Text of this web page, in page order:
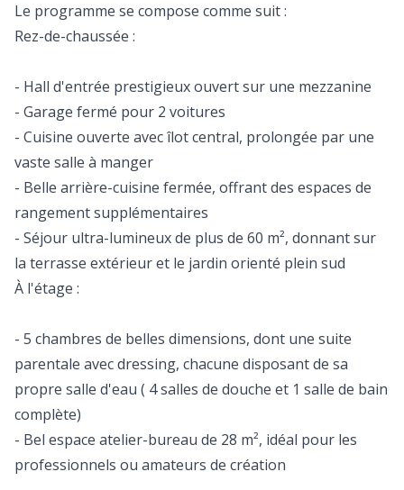
Le programme se compose comme suit :
Rez-de-chaussée :
- Hall d'entrée prestigieux ouvert sur une mezzanine
- Garage fermé pour 2 voitures
- Cuisine ouverte avec îlot central, prolongée par une
vaste salle à manger
- Belle arrière-cuisine fermée, offrant des espaces de
rangement supplémentaires
- Séjour ultra-lumineux de plus de 60 m², donnant sur
la terrasse extérieur et le jardin orienté plein sud
À l'étage :
- 5 chambres de belles dimensions, dont une suite
parentale avec dressing, chacune disposant de sa
propre salle d'eau ( 4 salles de douche et 1 salle de bain
complète)
- Bel espace atelier-bureau de 28 m², idéal pour les
professionnels ou amateurs de création